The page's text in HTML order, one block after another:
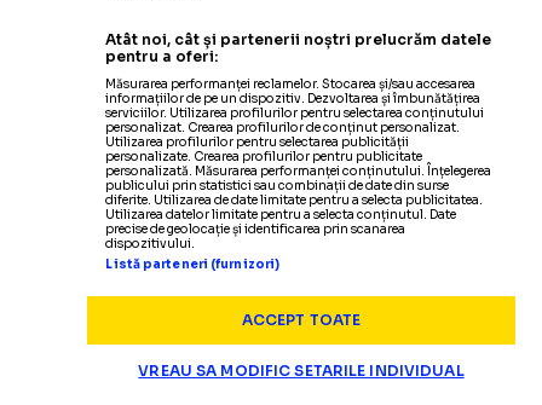
Atât noi, cât și partenerii noștri prelucrăm datele
pentru a oferi:
Măsurarea performanței reclamelor. Stocarea și/sau accesarea
informațiilor de pe un dispozitiv. Dezvoltarea și îmbunătățirea
serviciilor. Utilizarea profilurilor pentru selectarea conținutului
personalizat. Crearea profilurilor de conținut personalizat.
Utilizarea profilurilor pentru selectarea publicității
personalizate. Crearea profilurilor pentru publicitate
personalizată. Măsurarea performanței conținutului. Înțelegerea
publicului prin statistici sau combinații de date din surse
diferite. Utilizarea de date limitate pentru a selecta publicitatea.
Utilizarea datelor limitate pentru a selecta conținutul. Date
precise de geolocație și identificarea prin scanarea
dispozitivului.
Listă parteneri (furnizori)
ACCEPT TOATE
VREAU SA MODIFIC SETARILE INDIVIDUAL